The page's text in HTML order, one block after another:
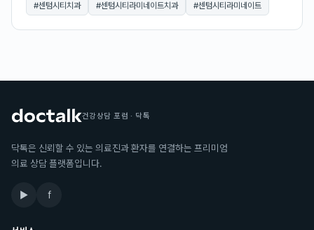
#센텀시티치과 #센텀시티라미네이트치과 #센텀시티라미네이트
건강상담 포럼 · 닥톡
닥톡은 신뢰할 수 있는 의료진과 환자를 연결하는 프리미엄
의료 상담 플랫폼입니다.
▶ f